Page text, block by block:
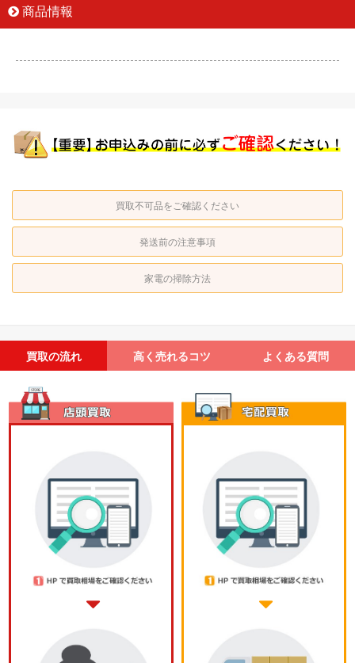
商品情報
買取不可品をご確認ください
発送前の注意事項
家電の掃除方法
買取の流れ 高く売れるコツ よくある質問